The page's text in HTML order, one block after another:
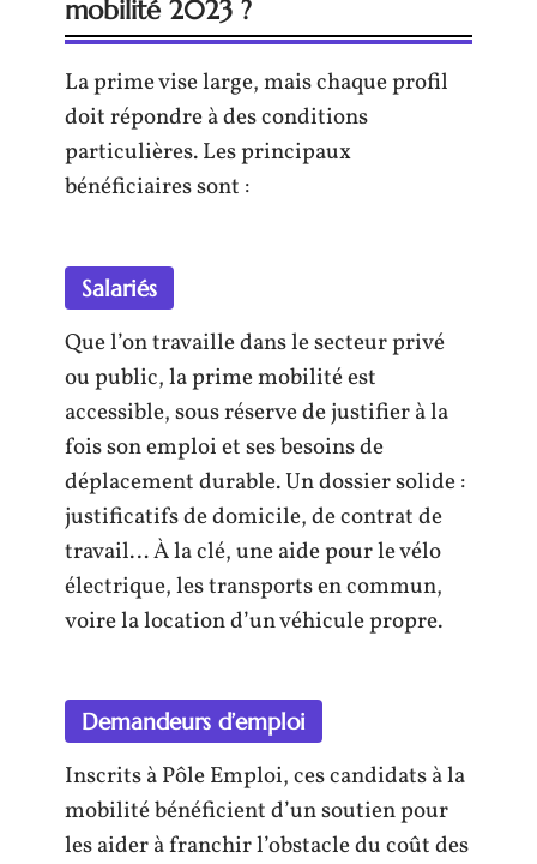
mobilité 2023 ?
La prime vise large, mais chaque profil
doit répondre à des conditions
particulières. Les principaux
bénéficiaires sont :
Salariés
Que l’on travaille dans le secteur privé
ou public, la prime mobilité est
accessible, sous réserve de justifier à la
fois son emploi et ses besoins de
déplacement durable. Un dossier solide :
justificatifs de domicile, de contrat de
travail… À la clé, une aide pour le vélo
électrique, les transports en commun,
voire la location d’un véhicule propre.
Demandeurs d’emploi
Inscrits à Pôle Emploi, ces candidats à la
mobilité bénéficient d’un soutien pour
les aider à franchir l’obstacle du coût des